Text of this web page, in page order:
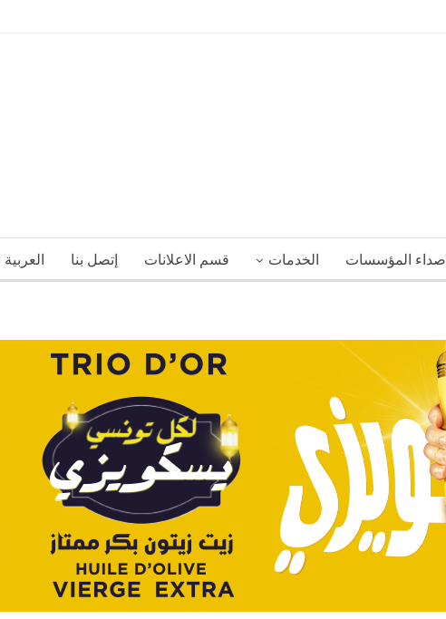
أصداء المؤسسات الخدمات قسم الاعلانات إتصل بنا العربية